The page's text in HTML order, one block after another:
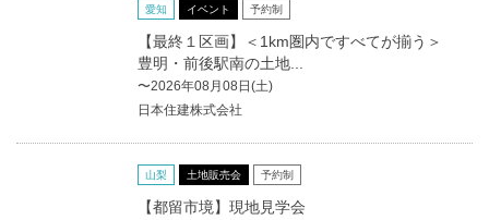
愛知 イベント 予約制
【最終１区画】＜1km圏内ですべてが揃う＞
豊明・前後駅南の土地...
〜2026年08月08日(土)
日本住建株式会社
山梨 土地販売会 予約制
【都留市境】現地見学会